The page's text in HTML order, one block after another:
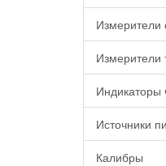
Измерители
Измерители
Индикаторы
Источники
Калибры